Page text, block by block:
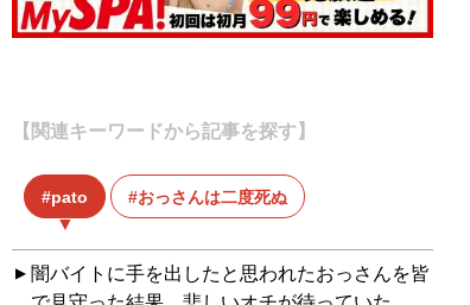
【関連キーワードから記事を探す】
pato おっさんは二度死ぬ
闇バイトに手を出したと思われたおっさんを皆